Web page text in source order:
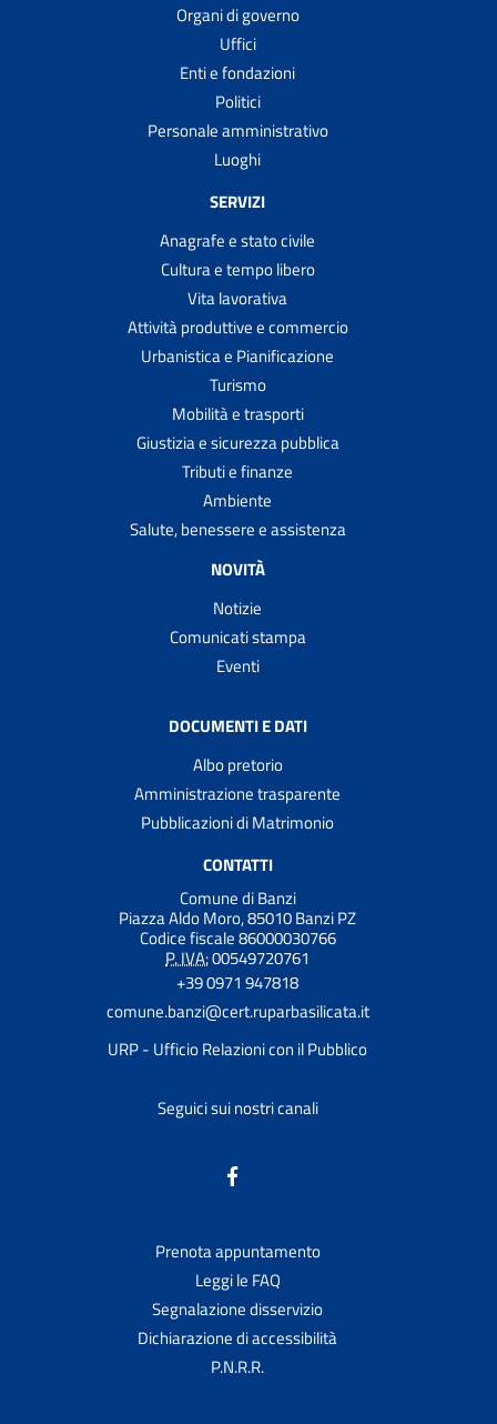
Organi di governo
Uffici
Enti e fondazioni
Politici
Personale amministrativo
Luoghi
SERVIZI
Anagrafe e stato civile
Cultura e tempo libero
Vita lavorativa
Attività produttive e commercio
Urbanistica e Pianificazione
Turismo
Mobilità e trasporti
Giustizia e sicurezza pubblica
Tributi e finanze
Ambiente
Salute, benessere e assistenza
NOVITÀ
Notizie
Comunicati stampa
Eventi
DOCUMENTI E DATI
Albo pretorio
Amministrazione trasparente
Pubblicazioni di Matrimonio
CONTATTI
Comune di Banzi
Piazza Aldo Moro, 85010 Banzi PZ
Codice fiscale 86000030766
P. IVA:00549720761
+39 0971 947818
comune.banzi@cert.ruparbasilicata.it
URP - Ufficio Relazioni con il Pubblico
Seguici sui nostri canali
Prenota appuntamento
Leggi le FAQ
Segnalazione disservizio
Dichiarazione di accessibilità
P.N.R.R.